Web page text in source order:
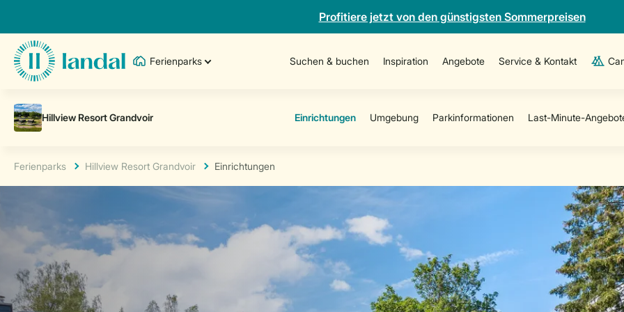
Profitiere jetzt von den günstigsten Sommerpreisen
Ferienparks Suchen & buchen Inspiration Angebote Service & Kontakt
Ferienparks Hillview Resort Grandvoir Einrichtungen